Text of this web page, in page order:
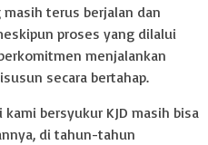
masih terus berjalan dan
proses yang dilalui
menjalankan
secara bertahap.
bersyukur KJD masih bisa
di tahun-tahun